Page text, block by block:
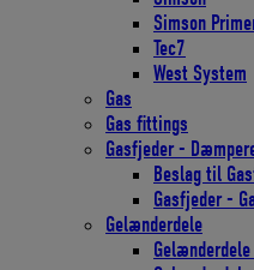
Simson
Tec7
West System
Gas
Gas fittings
Gasfjeder -
Beslag til
Gasfjeder -
Gelænderdele